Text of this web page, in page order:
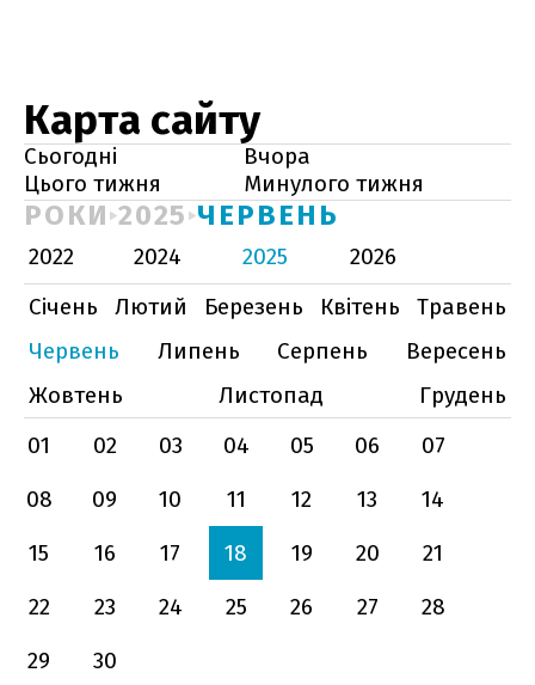
Карта сайту
Сьогодні
Вчора
Цього тижня
Минулого тижня
РОКИ 2025 ЧЕРВЕНЬ
2022 2024 2025
2026
Січень
Лютий Березень Квітень
Травень
Червень
Липень Серпень
Вересень
Жовтень
Листопад
Грудень
01
02 03 04 05 06
07
08
09 10 11 12 13
14
15
16 17 18 19 20
21
22
23 24 25 26 27
28
29
30